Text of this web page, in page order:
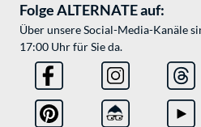
Folge ALTERNATE auf:
Über unsere Social-Media-Kanäle
17:00 Uhr für Sie da.